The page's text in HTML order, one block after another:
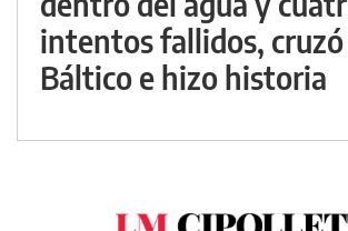
intentos fallidos,
Báltico e hizo historia